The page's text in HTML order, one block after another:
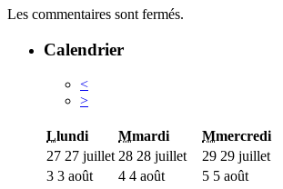
Les commentaires sont fermés.
Calendrier
<
>
Llundi Mmardi Mmercredi
27 27 juillet 28 28 juillet 29 29 juillet
3 3 août 4 4 août 5 5 août